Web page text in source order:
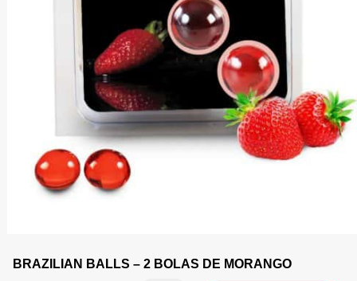
BRAZILIAN BALLS – 2 BOLAS DE MORANGO